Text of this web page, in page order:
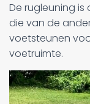
De rugleuning
die van de
voetsteunen
voetruimte.